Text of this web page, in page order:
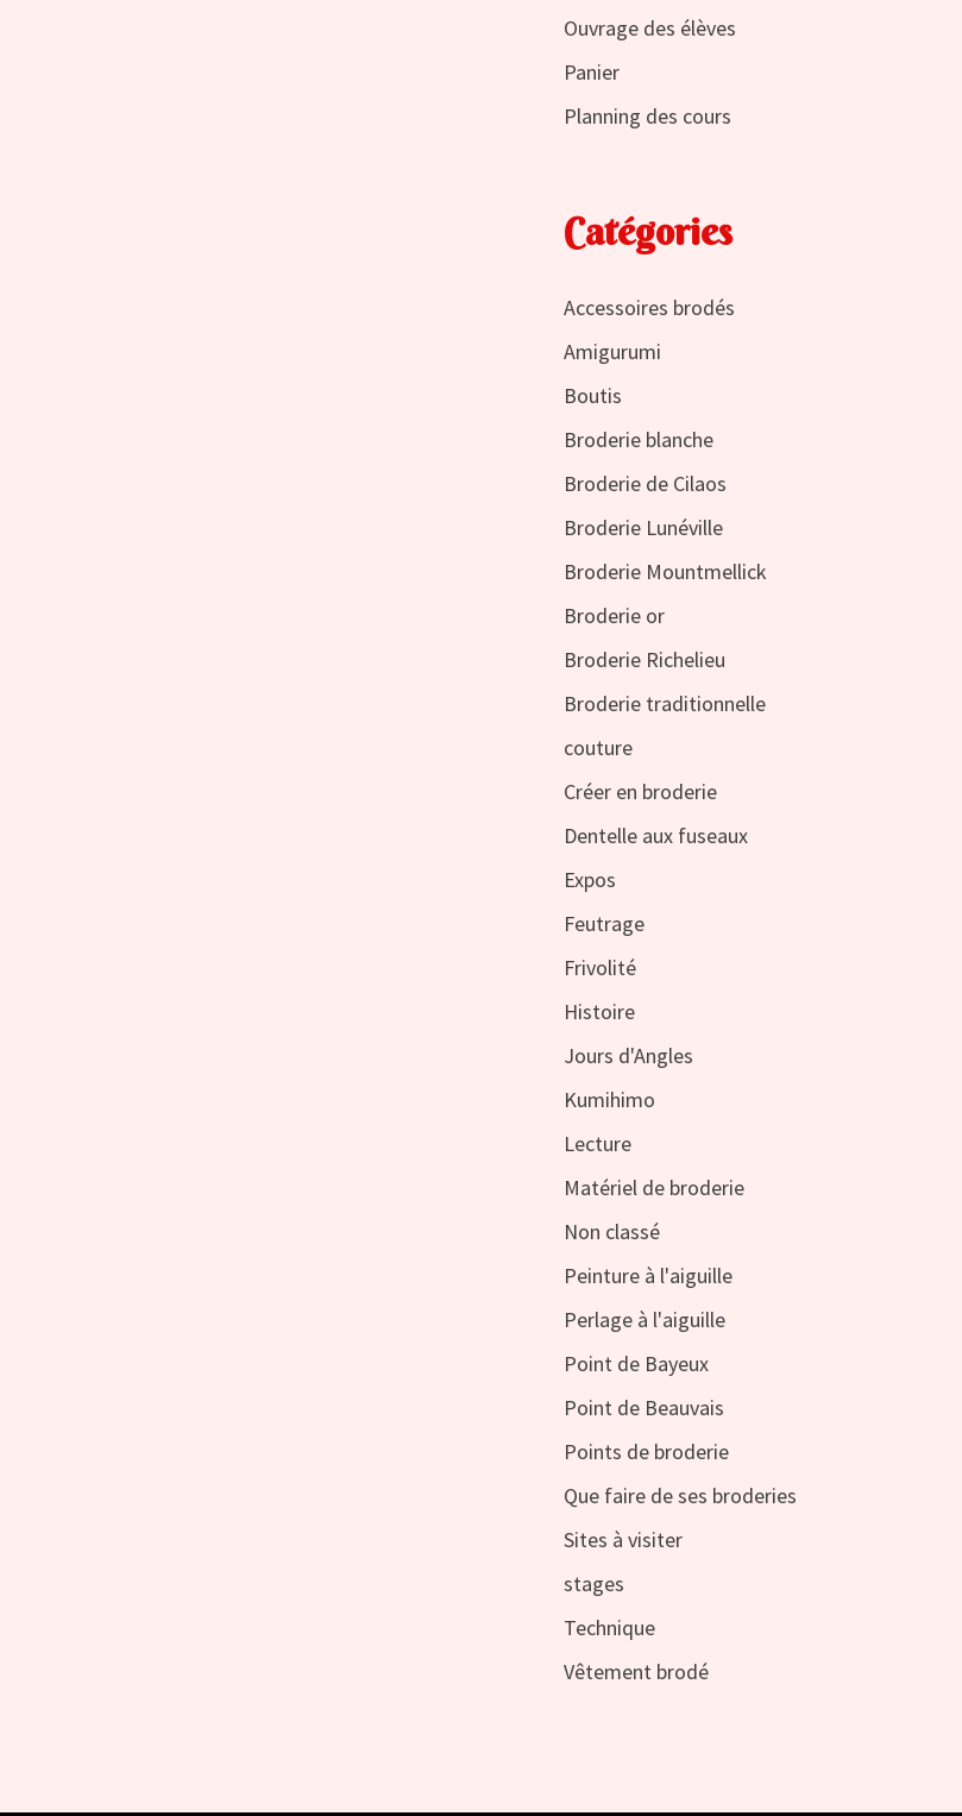
Ouvrage des élèves
Panier
Planning des cours
Catégories
Accessoires brodés
Amigurumi
Boutis
Broderie blanche
Broderie de Cilaos
Broderie Lunéville
Broderie Mountmellick
Broderie or
Broderie Richelieu
Broderie traditionnelle
couture
Créer en broderie
Dentelle aux fuseaux
Expos
Feutrage
Frivolité
Histoire
Jours d'Angles
Kumihimo
Lecture
Matériel de broderie
Non classé
Peinture à l'aiguille
Perlage à l'aiguille
Point de Bayeux
Point de Beauvais
Points de broderie
Que faire de ses broderies
Sites à visiter
stages
Technique
Vêtement brodé